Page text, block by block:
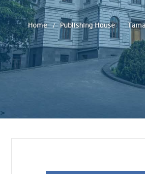
>
Home Publishing House